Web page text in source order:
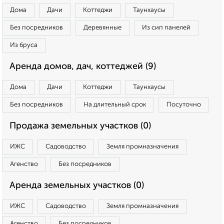
Дома Дачи Коттеджи Таунхаусы
Без посредников Деревянные Из сип панелей
Из бруса
Аренда домов, дач, коттеджей (9)
Дома Дачи Коттеджи Таунхаусы
Без посредников На длительный срок Посуточно
Продажа земельных участков (0)
ИЖС Садоводство Земля промназначения
Агенство Без посредников
Аренда земельных участков (0)
ИЖС Садоводство Земля промназначения